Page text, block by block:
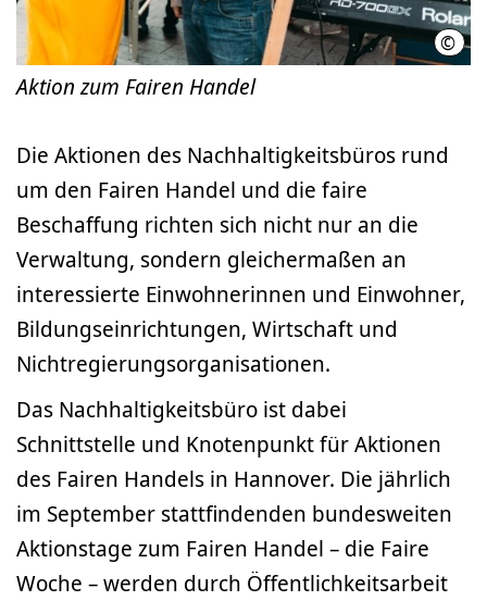
©
Aktion zum Fairen Handel
Die Aktionen des Nachhaltigkeitsbüros rund
um den Fairen Handel und die faire
Beschaffung richten sich nicht nur an die
Verwaltung, sondern gleichermaßen an
interessierte Einwohnerinnen und Einwohner,
Bildungseinrichtungen, Wirtschaft und
Nichtregierungsorganisationen.
Das Nachhaltigkeitsbüro ist dabei
Schnittstelle und Knotenpunkt für Aktionen
des Fairen Handels in Hannover. Die jährlich
im September stattfindenden bundesweiten
Aktionstage zum Fairen Handel – die Faire
Woche – werden durch Öffentlichkeitsarbeit